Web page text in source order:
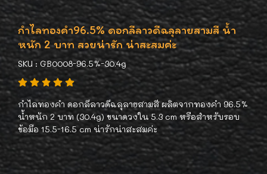
กำไลทองคำ96.5% ดอกลีลาวดีฉลุลายสามสี น้ำ
หนัก 2 บาท สวยน่ารัก น่าสะสมค่ะ
SKU : GB0008-96.5%-30.4g
กำไลทองคำ ดอกลีลาวดีฉลุลายสามสี ผลิตจากทองคำ 96.5%
น้ำหนัก 2 บาท (30.4g) ขนาดวงใน 5.3 cm หรือสำหรับรอบ
ข้อมือ 15.5-16.5 cm น่ารักน่าสะสมค่ะ